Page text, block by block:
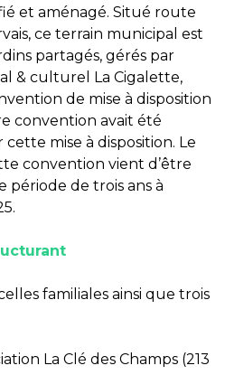
et aménagé. Situé route
ce terrain municipal est
partagés, gérés par
& culturel La Cigalette,
de mise à disposition
convention avait été
mise à disposition. Le
convention vient d’être
de trois ans à
familiales ainsi que trois
La Clé des Champs (213